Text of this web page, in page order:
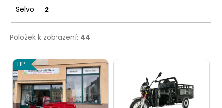
Selvo 2
Položek k zobrazení: 44
V
ý
p
TIP